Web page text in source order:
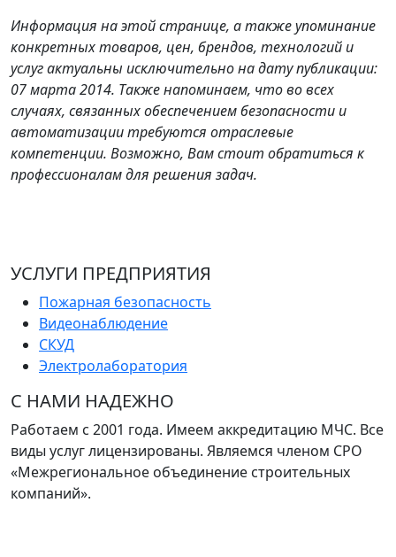
Информация на этой странице, а также упоминание
конкретных товаров, цен, брендов, технологий и
услуг актуальны исключительно на дату публикации:
07 марта 2014. Также напоминаем, что во всех
случаях, связанных обеспечением безопасности и
автоматизации требуются отраслевые
компетенции. Возможно, Вам стоит обратиться к
профессионалам для решения задач.
УСЛУГИ ПРЕДПРИЯТИЯ
Пожарная безопасность
Видеонаблюдение
СКУД
Электролаборатория
С НАМИ НАДЕЖНО
Работаем с 2001 года. Имеем аккредитацию МЧС. Все
виды услуг лицензированы. Являемся членом СРО
«Межрегиональное объединение строительных
компаний».